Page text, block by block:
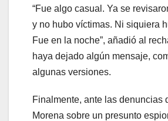
“Fue algo casual. Ya se
y no hubo víctimas. Ni siquiera
Fue en la noche”, añadió al
haya dejado algún mensaje,
algunas versiones.
Finalmente, ante las denuncias
Morena sobre un presunto